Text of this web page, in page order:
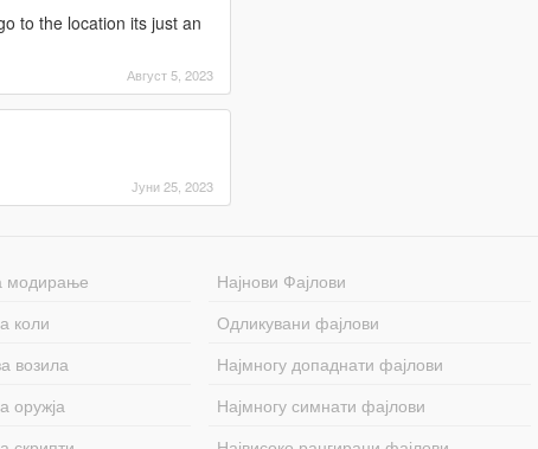
to the location its just an
Август 5, 2023
Јуни 25, 2023
модирање
коли
возила
оружја
Најнови Фајлови
Одликувани фајлови
Најмногу допаднати фајлови
Најмногу симнати фајлови